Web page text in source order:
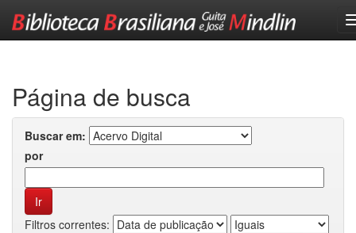
Página de busca
Buscar em:
por
Filtros correntes: